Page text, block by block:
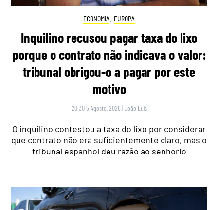
ECONOMIA , EUROPA
Inquilino recusou pagar taxa do lixo
porque o contrato não indicava o valor:
tribunal obrigou-o a pagar por este
motivo
20:30 5 Agosto, 2026 |João Luís
O inquilino contestou a taxa do lixo por considerar
que contrato não era suficientemente claro, mas o
tribunal espanhol deu razão ao senhorio